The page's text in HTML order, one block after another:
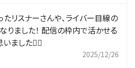
リスナーさんや、ライバー目線の
りました！ 配信の枠内で活かせる
ました🙆‍♀️
2025/12/26